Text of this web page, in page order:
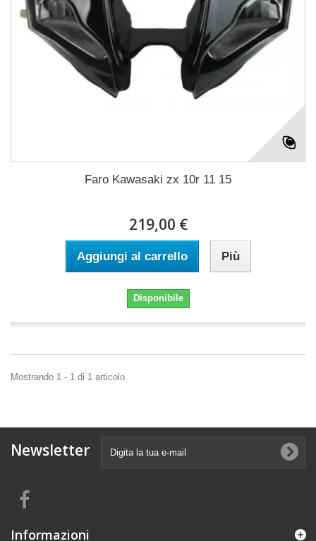
Faro Kawasaki zx 10r 11 15
219,00 €
Aggiungi al carrello Più
Disponibile
Mostrando 1 - 1 di 1 articolo
Newsletter
Informazioni